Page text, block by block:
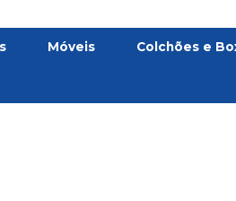
Móveis Colchões e